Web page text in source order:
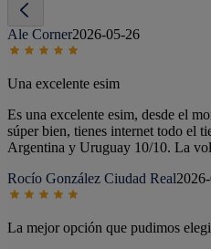
Ale Corner2026-05-26
Una excelente esim
Es una excelente esim, desde el
súper bien, tienes internet todo el
Argentina y Uruguay 10/10. La
Rocío González Ciudad Real
La mejor opción que pudimos